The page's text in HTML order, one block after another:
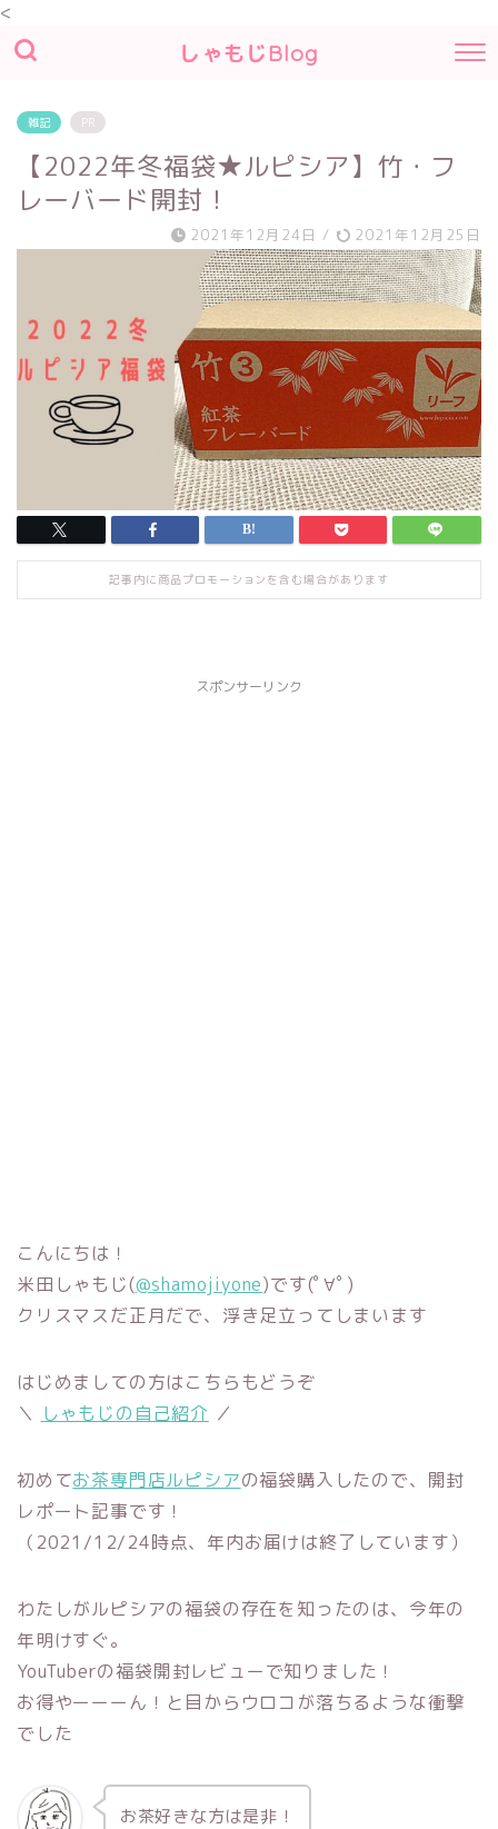
<
しゃもじBlog
雑記 PR
【2022年冬福袋★ルピシア】竹・フ
レーバード開封！
2021年12月24日 / 2021年12月25日
記事内に商品プロモーションを含む場合があります
スポンサーリンク
こんにちは！
米田しゃもじ(@shamojiyone)です(ﾟ∀ﾟ)
クリスマスだ正月だで、浮き足立ってしまいます
はじめましての方はこちらもどうぞ
＼ しゃもじの自己紹介 ／
初めてお茶専門店ルピシアの福袋購入したので、開封
レポート記事です！
（2021/12/24時点、年内お届けは終了しています）
わたしがルピシアの福袋の存在を知ったのは、今年の
年明けすぐ。
YouTuberの福袋開封レビューで知りました！
お得やーーーん！と目からウロコが落ちるような衝撃
でした
お茶好きな方は是非！